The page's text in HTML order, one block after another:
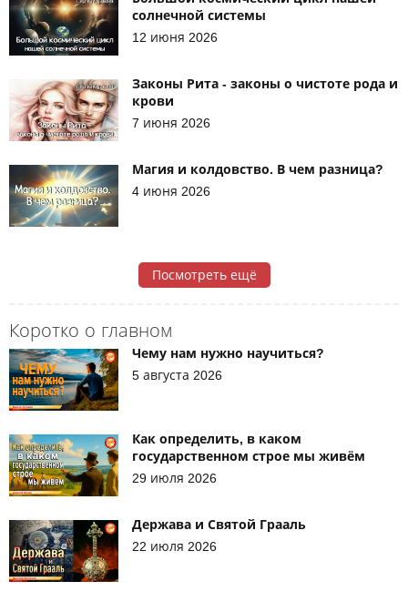
Коротко о главном
Чему нам нужно научиться?
5 августа 2026
Как определить, в каком
государственном строе мы живём
29 июля 2026
Держава и Святой Грааль
22 июля 2026
солнечной системы
12 июня 2026
Законы Рита - законы о чистоте рода и
крови
7 июня 2026
Магия и колдовство. В чем разница?
4 июня 2026
Посмотреть ещё